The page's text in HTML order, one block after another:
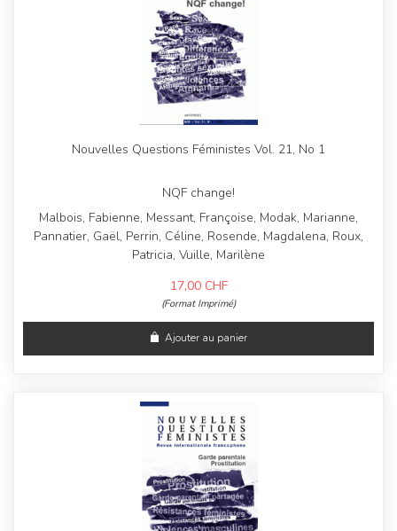
Nouvelles Questions Féministes Vol. 21, No 1
NQF change!
Malbois, Fabienne, Messant, Françoise, Modak, Marianne,
Pannatier, Gaël, Perrin, Céline, Rosende, Magdalena, Roux,
Patricia, Vuille, Marilène
17,00 CHF
(Format Imprimé)
Ajouter au panier